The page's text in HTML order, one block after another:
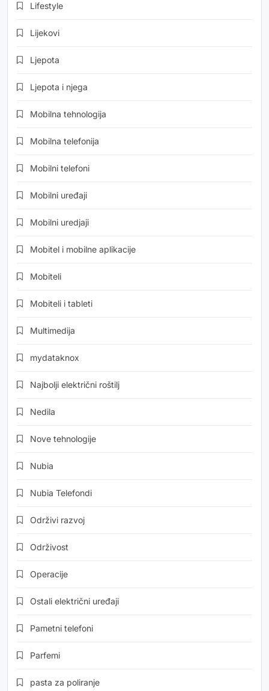
Lifestyle
Lijekovi
Ljepota
Ljepota i njega
Mobilna tehnologija
Mobilna telefonija
Mobilni telefoni
Mobilni uređaji
Mobilni uredjaji
Mobitel i mobilne aplikacije
Mobiteli
Mobiteli i tableti
Multimedija
mydataknox
Najbolji električni roštilj
Nedila
Nove tehnologije
Nubia
Nubia Telefondi
Održivi razvoj
Održivost
Operacije
Ostali električni uređaji
Pametni telefoni
Parfemi
pasta za poliranje